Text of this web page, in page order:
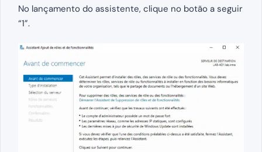
No lançamento do assistente, clique no botão a seguir
“1”.